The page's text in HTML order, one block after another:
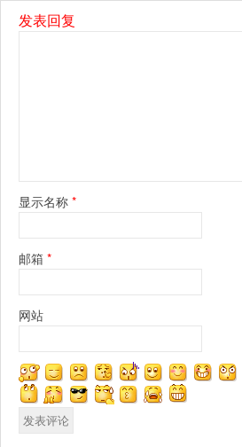
发表回复
显示名称 *
邮箱 *
网站